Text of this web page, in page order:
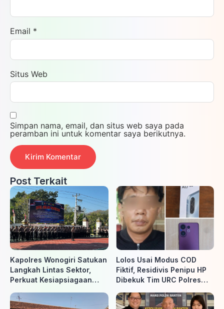
Email *
Situs Web
Simpan nama, email, dan situs web saya pada
peramban ini untuk komentar saya berikutnya.
Post Terkait
Kapolres Wonogiri Satukan
Langkah Lintas Sektor,
Perkuat Kesiapsiagaan
Lolos Usai Modus COD
Fiktif, Residivis Penipu HP
Dibekuk Tim URC Polres